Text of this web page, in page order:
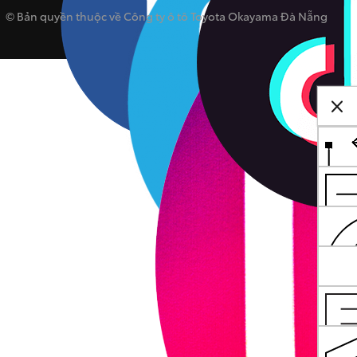
© Bản quyền thuộc về Công ty ô tô Toyota Okayama Đà Nẵng